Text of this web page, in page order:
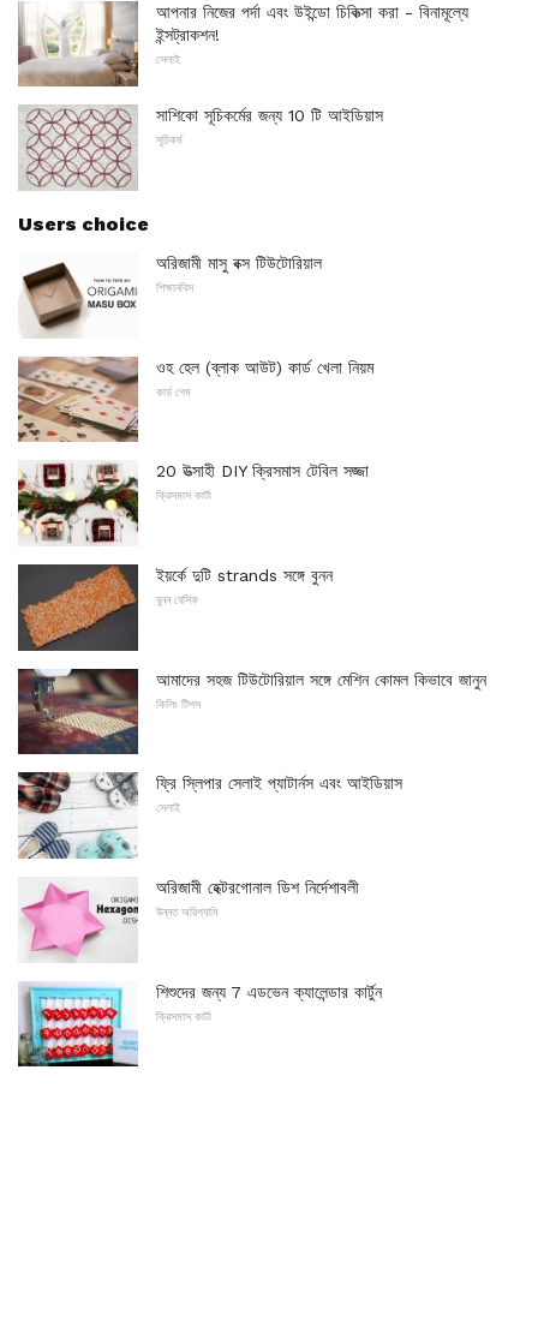
আপনার নিজের পর্দা এবং উইন্ডো চিকিত্সা করা - বিনামূল্যে
ইন্সট্রাকশন!
সেলাই
সাশিকো সূচিকর্মের জন্য 10 টি আইডিয়াস
সূচিকর্ম
Users choice
অরিজামী মাসু বক্স টিউটোরিয়াল
শিক্ষানবিস
ওহ হেল (ব্লাক আউট) কার্ড খেলা নিয়ম
কার্ড গেম
20 উত্সাহী DIY ক্রিসমাস টেবিল সজ্জা
ক্রিসমাস কার্টা
ইয়র্কে দুটি strands সঙ্গে বুনন
বুনন বেসিক
আমাদের সহজ টিউটোরিয়াল সঙ্গে মেশিন কোমল কিভাবে জানুন
কিলিং টিপস
ফ্রি স্লিপার সেলাই প্যাটার্নস এবং আইডিয়াস
সেলাই
অরিজামী হেক্টরগোনাল ডিশ নির্দেশাবলী
উন্নত অরিগ্যামি
শিশুদের জন্য 7 এডভেন ক্যালেন্ডার কার্টুন
ক্রিসমাস কার্টা